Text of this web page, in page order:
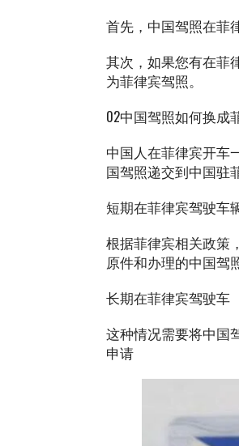
首先，中国驾照在菲
其次，如果您有在菲
为菲律宾驾照。
02中国驾照如何换成
中国人在菲律宾开车
国驾照递交到中国驻
短期在菲律宾驾驶车
根据菲律宾相关政策
原件和办理的中国驾
长期在菲律宾驾驶车
这种情况需要将中国
申请